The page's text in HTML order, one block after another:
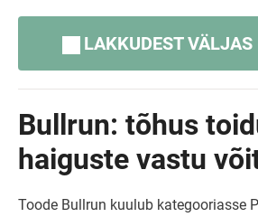
LAKKUDEST
Bullrun: tõhus
haiguste vastu
Toode Bullrun kuulub kategooriasse